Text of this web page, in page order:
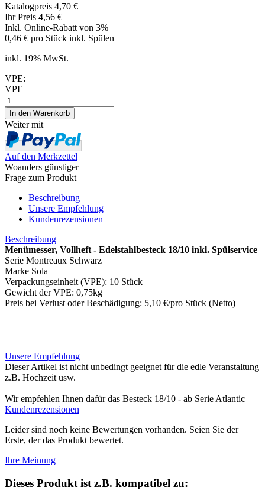
Katalogpreis 4,70 €
Ihr Preis 4,56 €
Inkl. Online-Rabatt von 3%
0,46 € pro Stück inkl. Spülen
inkl. 19% MwSt.
VPE:
VPE
Weiter mit
Auf den Merkzettel
Woanders günstiger
Frage zum Produkt
Beschreibung
Unsere Empfehlung
Kundenrezensionen
Beschreibung
Menümesser, Vollheft - Edelstahlbesteck 18/10 inkl. Spülservice
Serie Montreaux Schwarz
Marke Sola
Verpackungseinheit (VPE): 10 Stück
Gewicht der VPE: 0,75kg
Preis bei Verlust oder Beschädigung: 5,10 €/pro Stück (Netto)
Unsere Empfehlung
Dieser Artikel ist nicht unbedingt geeignet für die edle Veranstaltung
z.B. Hochzeit usw.
Wir empfehlen Ihnen dafür das Besteck 18/10 - ab Serie Atlantic
Kundenrezensionen
Leider sind noch keine Bewertungen vorhanden. Seien Sie der
Erste, der das Produkt bewertet.
Ihre Meinung
Dieses Produkt ist z.B. kompatibel zu: